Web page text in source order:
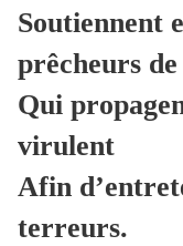
Soutiennent
prêcheurs
Qui
virulent
Afin
terreurs.